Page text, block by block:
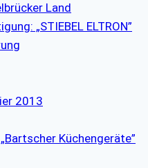
Land
„STIEBEL ELTRON”
2013
Küchengeräte”